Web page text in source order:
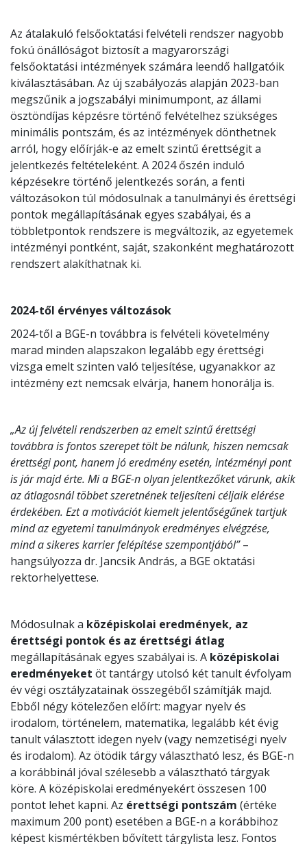
Az átalakuló felsőoktatási felvételi rendszer nagyobb
fokú önállóságot biztosít a magyarországi
felsőoktatási intézmények számára leendő hallgatóik
kiválasztásában. Az új szabályozás alapján 2023-ban
megszűnik a jogszabályi minimumpont, az állami
ösztöndíjas képzésre történő felvételhez szükséges
minimális pontszám, és az intézmények dönthetnek
arról, hogy előírják-e az emelt szintű érettségit a
jelentkezés feltételeként. A 2024 őszén induló
képzésekre történő jelentkezés során, a fenti
változásokon túl módosulnak a tanulmányi és érettségi
pontok megállapításának egyes szabályai, és a
többletpontok rendszere is megváltozik, az egyetemek
intézményi pontként, saját, szakonként meghatározott
rendszert alakíthatnak ki.
2024-től érvényes változások
2024-től a BGE-n továbbra is felvételi követelmény
marad minden alapszakon legalább egy érettségi
vizsga emelt szinten való teljesítése, ugyanakkor az
intézmény ezt nemcsak elvárja, hanem honorálja is.
„Az új felvételi rendszerben az emelt szintű érettségi
továbbra is fontos szerepet tölt be nálunk, hiszen nemcsak
érettségi pont, hanem jó eredmény esetén, intézményi pont
is jár majd érte. Mi a BGE-n olyan jelentkezőket várunk, akik
az átlagosnál többet szeretnének teljesíteni céljaik elérése
érdekében. Ezt a motivációt kiemelt jelentőségűnek tartjuk
mind az egyetemi tanulmányok eredményes elvégzése,
mind a sikeres karrier felépítése szempontjából”–
hangsúlyozza dr. Jancsik András, a BGE oktatási
rektorhelyettese.
Módosulnak a középiskolai eredmények, az
érettségi pontok és az érettségi átlag
megállapításának egyes szabályai is. A középiskolai
eredményeket öt tantárgy utolsó két tanult évfolyam
év végi osztályzatainak összegéből számítják majd.
Ebből négy kötelezően előírt: magyar nyelv és
irodalom, történelem, matematika, legalább két évig
tanult választott idegen nyelv (vagy nemzetiségi nyelv
és irodalom). Az ötödik tárgy választható lesz, és BGE-n
a korábbinál jóval szélesebb a választható tárgyak
köre. A középiskolai eredményekért összesen 100
pontot lehet kapni. Az érettségi pontszám (értéke
maximum 200 pont) esetében a BGE-n a korábbihoz
képest kismértékben bővített tárgylista lesz. Fontos